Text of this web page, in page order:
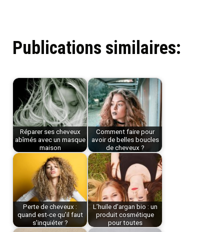
Publications similaires:
Réparer ses cheveux
abîmés avec un masque
maison
Comment faire pour
avoir de belles boucles
de cheveux ?
Perte de cheveux :
quand est-ce qu’il faut
s'inquiéter ?
L’huile d’argan bio : un
produit cosmétique
pour toutes